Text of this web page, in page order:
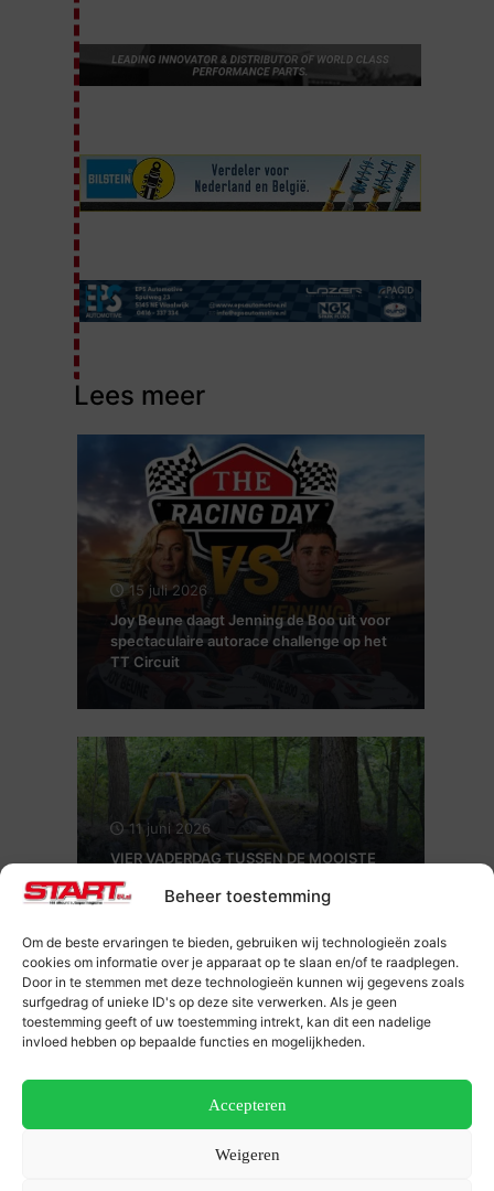
Beheer toestemming
Om de beste ervaringen te bieden, gebruiken wij technologieën zoals
cookies om informatie over je apparaat op te slaan en/of te raadplegen.
Door in te stemmen met deze technologieën kunnen wij gegevens zoals
surfgedrag of unieke ID's op deze site verwerken. Als je geen
toestemming geeft of uw toestemming intrekt, kan dit een nadelige
invloed hebben op bepaalde functies en mogelijkheden.
Accepteren
Weigeren
Lees meer
15 juli 2026
Joy Beune daagt Jenning de Boo uit voor
spectaculaire autorace challenge op het
TT Circuit
11 juni 2026
VIER VADERDAG TUSSEN DE MOOISTE
KLASSIEKERS VAN NEDERLAND:
Aircooled Wanroij op 19, 20 en 21 juni
5 juni 2026
Schokdempertechnologie Intrax nader